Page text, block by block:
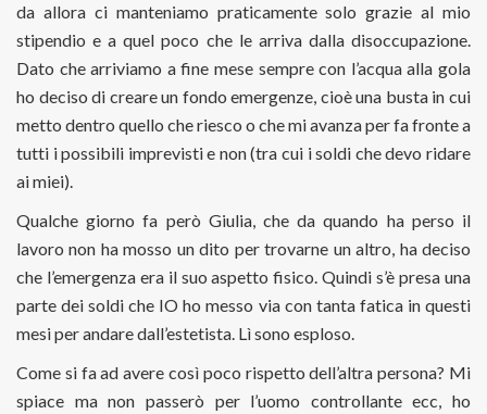
da allora ci manteniamo praticamente solo grazie al mio
stipendio e a quel poco che le arriva dalla disoccupazione.
Dato che arriviamo a fine mese sempre con l’acqua alla gola
ho deciso di creare un fondo emergenze, cioè una busta in cui
metto dentro quello che riesco o che mi avanza per fa fronte a
tutti i possibili imprevisti e non (tra cui i soldi che devo ridare
ai miei).
Qualche giorno fa però Giulia, che da quando ha perso il
lavoro non ha mosso un dito per trovarne un altro, ha deciso
che l’emergenza era il suo aspetto fisico. Quindi s’è presa una
parte dei soldi che IO ho messo via con tanta fatica in questi
mesi per andare dall’estetista. Lì sono esploso.
Come si fa ad avere così poco rispetto dell’altra persona? Mi
spiace ma non passerò per l’uomo controllante ecc, ho